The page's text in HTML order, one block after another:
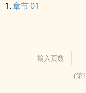
章节 01
输入页数
(第1